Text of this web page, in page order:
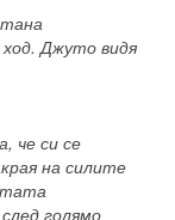
Джуто видя
че си се
на силите
голямо